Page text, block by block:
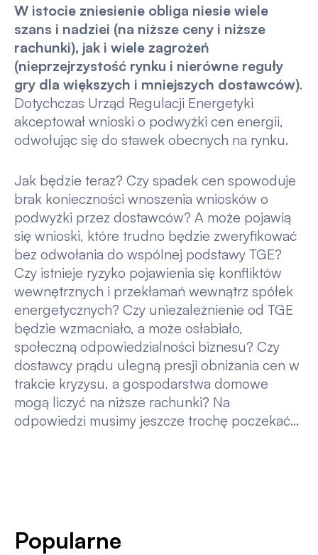
W istocie zniesienie obliga niesie wiele
szans i nadziei (na niższe ceny i niższe
rachunki), jak i wiele zagrożeń
(nieprzejrzystość rynku i nierówne reguły
gry dla większych i mniejszych dostawców).
Dotychczas Urząd Regulacji Energetyki
akceptował wnioski o podwyżki cen energii,
odwołując się do stawek obecnych na rynku.
Jak będzie teraz? Czy spadek cen spowoduje
brak konieczności wnoszenia wniosków o
podwyżki przez dostawców? A może pojawią
się wnioski, które trudno będzie zweryfikować
bez odwołania do wspólnej podstawy TGE?
Czy istnieje ryzyko pojawienia się konfliktów
wewnętrznych i przekłamań wewnątrz spółek
energetycznych? Czy uniezależnienie od TGE
będzie wzmacniało, a może osłabiało,
społeczną odpowiedzialności biznesu? Czy
dostawcy prądu ulegną presji obniżania cen w
trakcie kryzysu, a gospodarstwa domowe
mogą liczyć na niższe rachunki? Na
odpowiedzi musimy jeszcze trochę poczekać…
Popularne